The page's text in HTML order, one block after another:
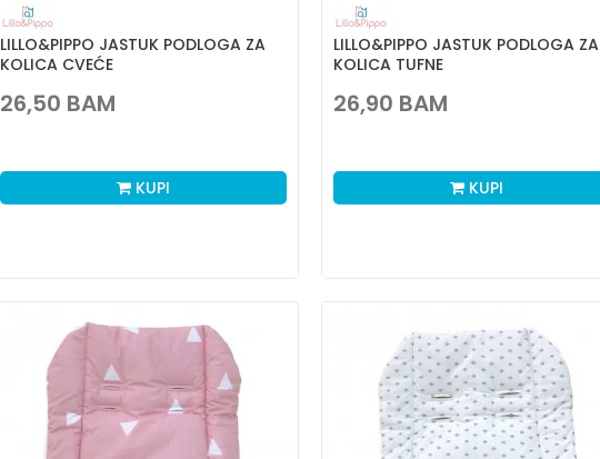
LILLO&PIPPO JASTUK PODLOGA ZA
KOLICA CVEĆE
26,50 BAM
KUPI
LILLO&PIPPO JASTUK PODLOGA ZA
KOLICA TUFNE
26,90 BAM
KUPI